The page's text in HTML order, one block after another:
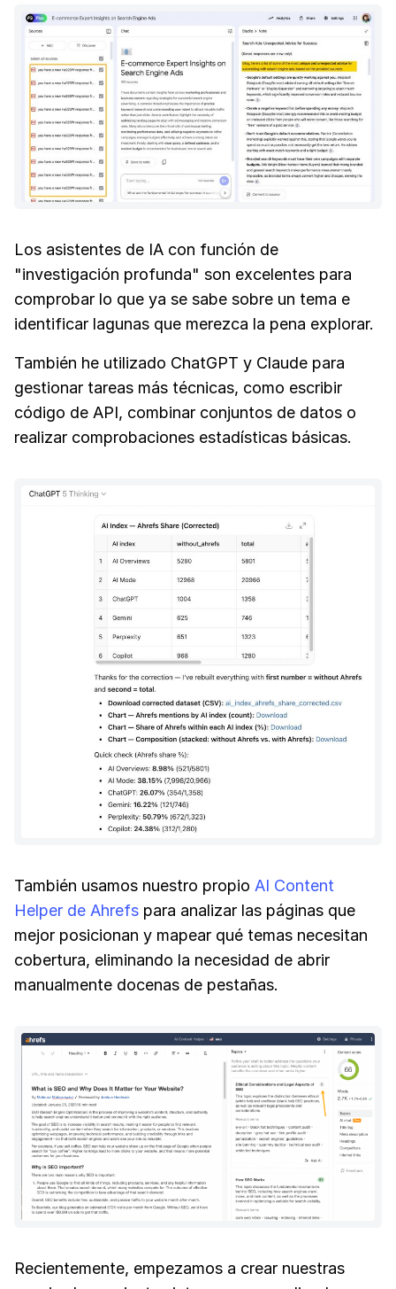
Los asistentes de IA con función de
"investigación profunda" son excelentes para
comprobar lo que ya se sabe sobre un tema e
identificar lagunas que merezca la pena explorar.
También he utilizado ChatGPT y Claude para
gestionar tareas más técnicas, como escribir
código de API, combinar conjuntos de datos o
realizar comprobaciones estadísticas básicas.
También usamos nuestro propio AI Content
Helper de Ahrefs para analizar las páginas que
mejor posicionan y mapear qué temas necesitan
cobertura, eliminando la necesidad de abrir
manualmente docenas de pestañas.
Recientemente, empezamos a crear nuestras